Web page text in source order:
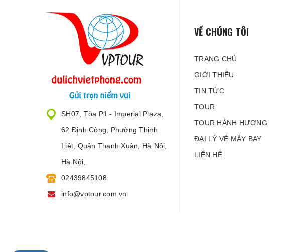
SH07, Tòa P1 - Imperial Plaza,
62 Định Công, Phường Thịnh
Liệt, Quận Thanh Xuân, Hà Nội,
Hà Nội,
02439845108
info@vptour.com.vn
VỀ CHÚNG TÔI
TRANG CHỦ
GIỚI THIỆU
TIN TỨC
TOUR
TOUR HÀNH HƯƠNG
ĐẠI LÝ VÉ MÁY BAY
LIÊN HỆ